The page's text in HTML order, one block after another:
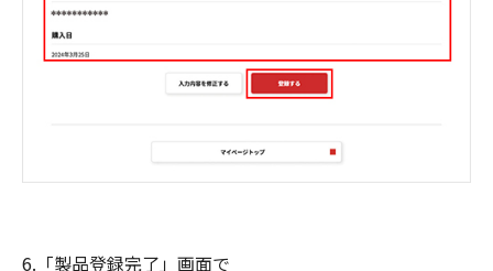
6.「製品登録完了」画面で